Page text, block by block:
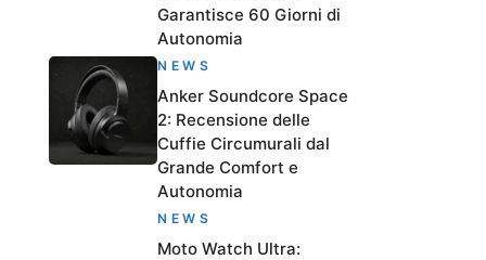
Garantisce 60 Giorni di
Autonomia
NEWS
Anker Soundcore Space
2: Recensione delle
Cuffie Circumurali dal
Grande Comfort e
Autonomia
NEWS
Moto Watch Ultra: